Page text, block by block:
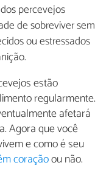
dos percevejos
de sobreviver sem
ou estressados
estão
regularmente.
afetará
Agora que você
e como é seu
coraçãoou não.